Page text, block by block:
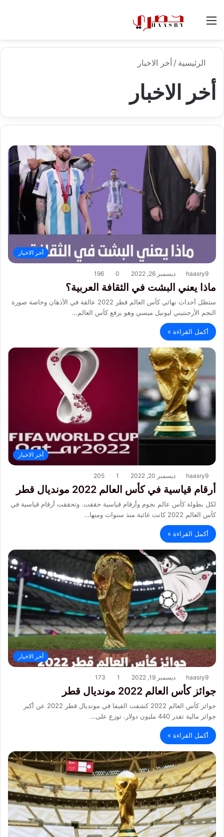
القائمة
الرئيسية / أخر الاخبار
أخر الاخبار
أخر الاخبار
haasry9 ديسمبر 26, 2022 0
196
ماذا يعني البشت في الثقافة العربية؟
ستظل أحداث نهائي كأس العالم قطر 2022 عالقة في الأذهان وخاصة صورة
النجم الأرجنتيني ليونيل ميسي وهو يرفع كأس العالم…
أكمل القراءة »
أخر الاخبار
haasry9 ديسمبر 20, 2022 1
205
أرقام قياسية في كأس العالم 2022 مونديال قطر
لكل بطولة كأس عالم نجوم وأرقام قياسية حققت. وتحققت أرقام قياسية في
كأس العالم 2022 كانت غائبة منذ سنوات ومنها…
أكمل القراءة »
أخر الاخبار
haasry9 ديسمبر 19, 2022 1
173
جوائز كأس العالم 2022 مونديال قطر
جوائز كأس العالم 2022 كشفت الفيفا في مونديال قطر 2022 عن أكبر
جوائز مالية تقدر 440 مليون دولار. توزع على…
أكمل القراءة »